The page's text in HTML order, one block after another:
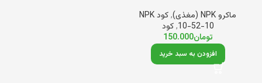
ماکرو NPK (مغذی)
,
کود NPK
10-52-10
,کود
تومان150.000
افزودن به سبد خرید